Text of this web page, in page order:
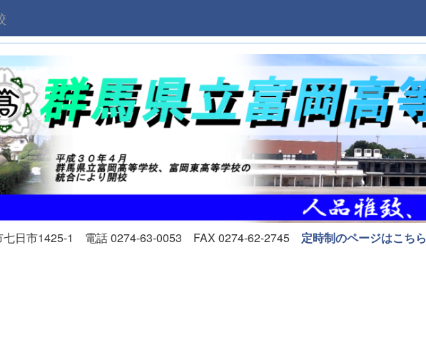
日市1425-1 電話 0274-63-0053 FAX 0274-62-2745 定時制のページはこちら